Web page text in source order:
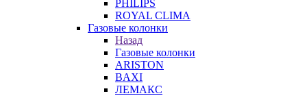
PHILIPS
ROYAL CLIMA
Газовые колонки
Назад
Газовые колонки
ARISTON
BAXI
ЛЕМАКС